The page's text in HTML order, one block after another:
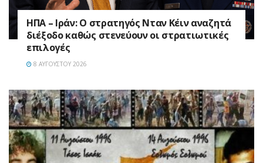
ΗΠΑ – Ιράν: Ο στρατηγός Νταν Κέιν αναζητά
διέξοδο καθώς στενεύουν οι στρατιωτικές
επιλογές
8 ΑΥΓΟΎΣΤΟΥ 2026